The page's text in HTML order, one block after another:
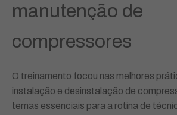
manutenção de
compressores
O treinamento focou nas melhores
instalação e desinstalação de
temas essenciais para a rotina de